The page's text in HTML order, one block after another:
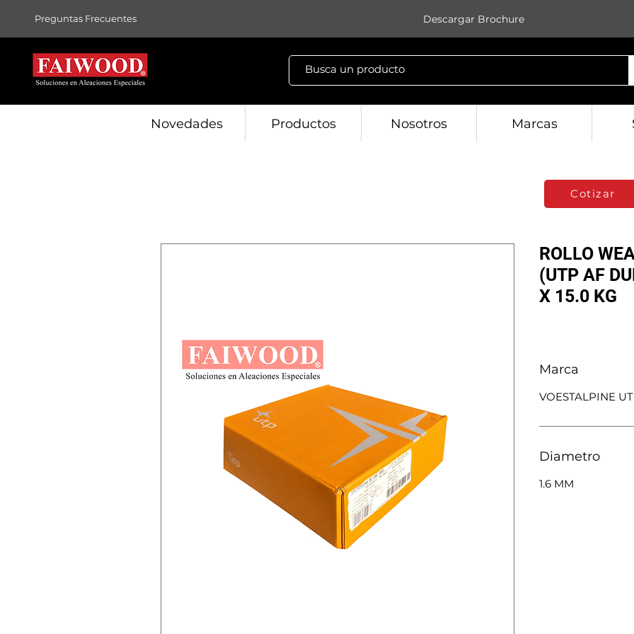
Preguntas Frecuentes Descargar Brochure
Novedades Productos Nosotros Marcas
ROLLO
(UTP AF
X 15.0 KG
Marca
VOESTALPINE
Diametro
1.6 MM
Cotizar